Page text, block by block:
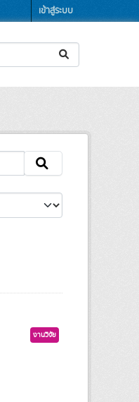
เข้าสู่ระบบ
งานวิจัย